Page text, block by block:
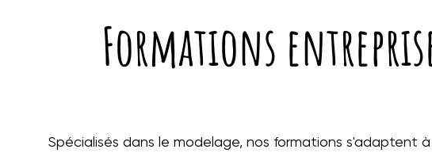
Formations
Spécialisés dans le modelage, nos formations s'adaptent